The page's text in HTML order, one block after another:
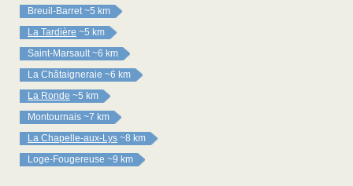
Breuil-Barret ~5 km
La Tardière ~5 km
Saint-Marsault ~6 km
La Châtaigneraie ~6 km
La Ronde ~5 km
Montournais ~7 km
La Chapelle-aux-Lys ~8 km
Loge-Fougereuse ~9 km